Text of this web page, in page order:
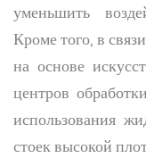
уменьшить
Кроме того, в
на основе
центров
использования
стоек высокой